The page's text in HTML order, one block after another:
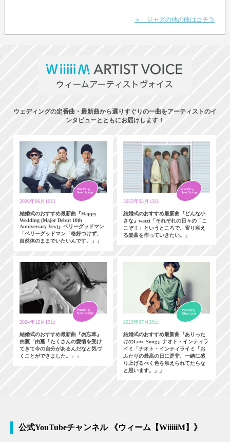
＞ ジャズの他の曲はコチラ
ウェディングの定番曲・最新曲から選りすぐりの一曲をアーティストのイ
ンタビューとともにお届けします！
2026年06月10日
結婚式のおすすめ最新曲『Happy
Wedding (Major Debut 10th
Anniversary Ver.)』ベリーグッドマン
「ベリーグッドマン「格好つけず、
自然体のままでいたいんです。」」
2025年02月13日
結婚式のおすすめ最新曲『どんな小
さな』wacci「それぞれの日々の「こ
こぞ！」というところで、寄り添え
る楽曲を作っていきたい。」
2024年12月19日
結婚式のおすすめ最新曲『勿忘草』
由薫「由薫「たくさんの愛情を受け
てきて今の自分があるんだなと気づ
くことができました。」」
2023年07月28日
結婚式のおすすめ最新曲『ありった
けのLove Song』ナオト・インティラ
イミ「ナオト・インティライミ「お
ふたりの最高の日に是非、一緒に盛
り上げるべく色を添えられてたらな
と思います。」」
公式YouTubeチャンネル 《ウィーム【WiiiiiM】》